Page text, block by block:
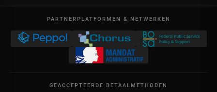
Ma – Vr
09:00 – 17:00
BTW BE 0641.740.320 - RPR Luik
Verkoopsvoorwaarden
Wettelijke vermeldingen
Privacybeleid
Mijn creditnota's
Mijn kortingsbonnen
PARTNERPLATFORMEN & NETWERKEN
GEACCEPTEERDE BETAALMETHODEN